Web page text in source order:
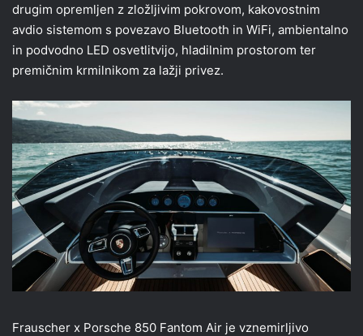
drugim opremljen z zložljivim pokrovom, kakovostnim
avdio sistemom s povezavo Bluetooth in WiFi, ambientalno
in podvodno LED osvetlitvijo, hladilnim prostorom ter
premičnim krmilnikom za lažji privez.
Frauscher x Porsche 850 Fantom Air je vznemirljivo